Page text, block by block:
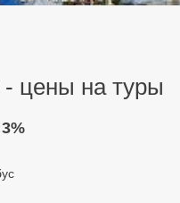
цены на туры